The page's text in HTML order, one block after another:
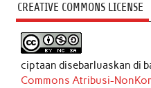
CREATIVE COMMONS LICENSE
ciptaan disebarluaskan di
Commons Atribusi-